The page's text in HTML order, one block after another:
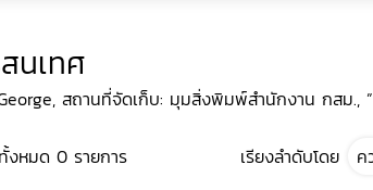
นเทศ
สถานที่จัดเก็บ: มุมสิ่งพิมพ์สำนักงาน กสม., ”
งหมด 0 รายการ เรียงลำดับโดย